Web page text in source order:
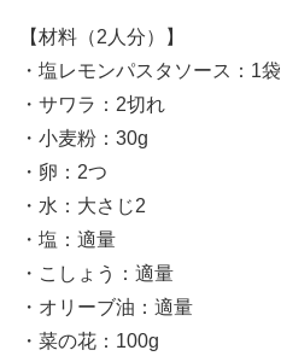
【材料（2人分）】
・塩レモンパスタソース：1袋
・サワラ：2切れ
・小麦粉：30g
・卵：2つ
・水：大さじ2
・塩：適量
・こしょう：適量
・オリーブ油：適量
・菜の花：100g